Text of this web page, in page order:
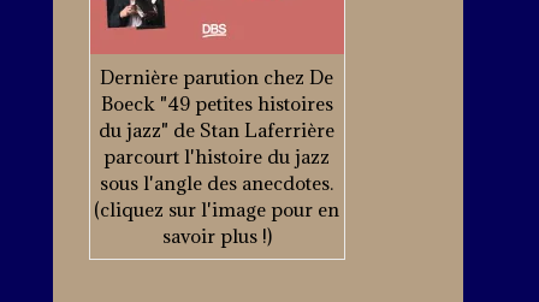
Dernière parution chez De
Boeck "49 petites histoires
du jazz" de Stan Laferrière
parcourt l'histoire du jazz
sous l'angle des anecdotes.
(cliquez sur l'image pour en
savoir plus !)